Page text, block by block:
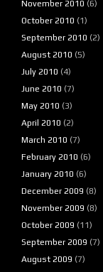
November 2010 (6)
October 2010 (1)
September 2010 (2)
August 2010 (5)
July 2010 (4)
June 2010 (7)
May 2010 (3)
April 2010 (2)
March 2010 (7)
February 2010 (6)
January 2010 (6)
December 2009 (8)
November 2009 (8)
October 2009 (11)
September 2009 (7)
August 2009 (7)